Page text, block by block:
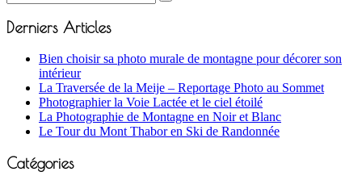
Derniers Articles
Bien choisir sa photo murale de montagne pour décorer son
intérieur
La Traversée de la Meije – Reportage Photo au Sommet
Photographier la Voie Lactée et le ciel étoilé
La Photographie de Montagne en Noir et Blanc
Le Tour du Mont Thabor en Ski de Randonnée
Catégories